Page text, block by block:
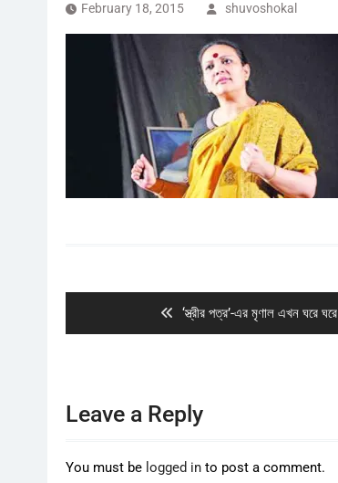
February 18, 2015 shuvoshokal
Previous
post:
‘স্ত্রীর পত্র’-এর মৃণাল এখন ঘরে ঘরে
Leave a Reply
You must be logged in to post a comment.